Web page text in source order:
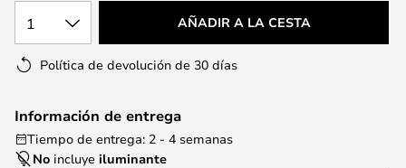
1 AÑADIR A LA CESTA
Política de devolución de 30 días
Información de entrega
Tiempo de entrega: 2 - 4 semanas
No incluye iluminante